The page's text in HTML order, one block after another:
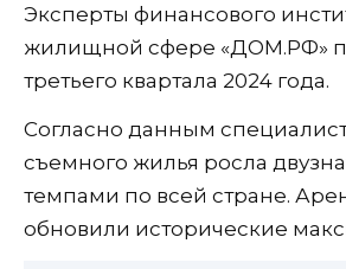
Эксперты финансового
жилищной сфере «ДОМ.РФ»
третьего квартала 2024 года.
Согласно данным
съемного жилья росла
темпами по всей стране.
обновили исторические